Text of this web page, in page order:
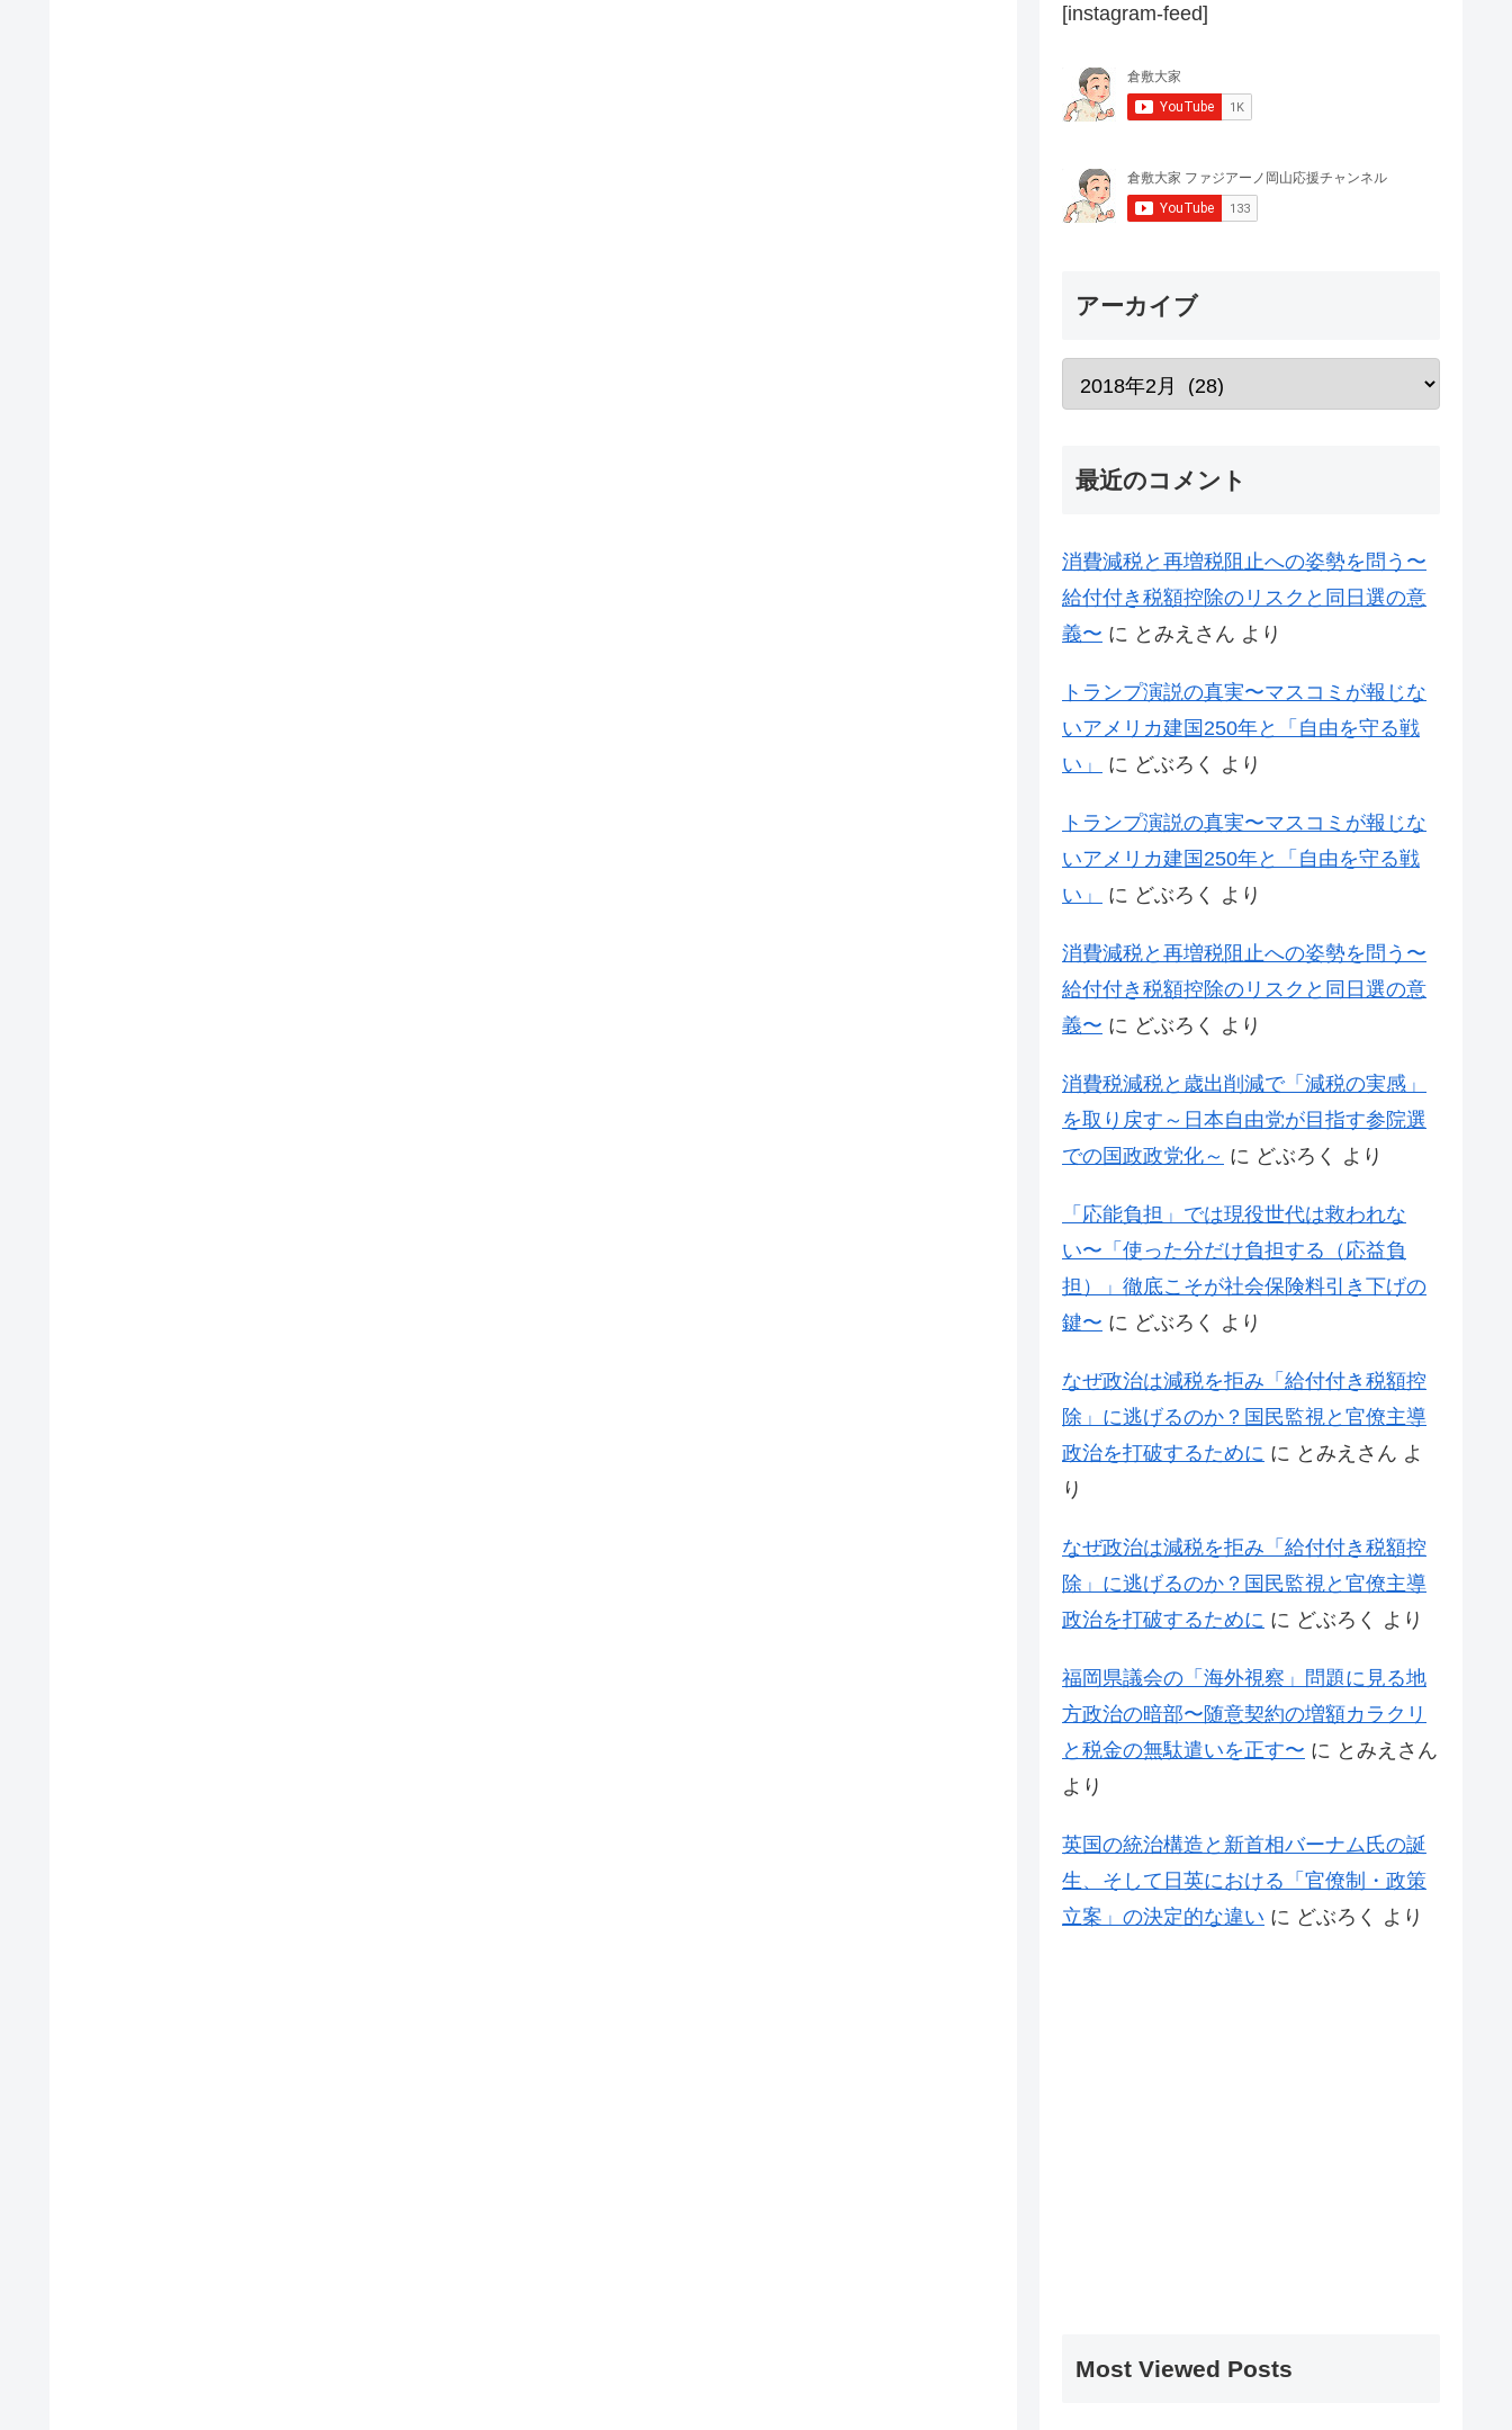
[instagram-feed]
アーカイブ
最近のコメント
消費減税と再増税阻止への姿勢を問う〜
給付付き税額控除のリスクと同日選の意
義〜 に とみえさん より
トランプ演説の真実〜マスコミが報じな
いアメリカ建国250年と「自由を守る戦
い」
に どぶろく より
トランプ演説の真実〜マスコミが報じな
いアメリカ建国250年と「自由を守る戦
い」
に どぶろく より
消費減税と再増税阻止への姿勢を問う〜
給付付き税額控除のリスクと同日選の意
義〜 に どぶろく より
消費税減税と歳出削減で「減税の実感」
を取り戻す～日本自由党が目指す参院選
での国政政党化～ に どぶろく より
「応能負担」では現役世代は救われな
い〜「使った分だけ負担する（応益負
担）」徹底こそが社会保険料引き下げの
鍵〜 に どぶろく より
なぜ政治は減税を拒み「給付付き税額控
除」に逃げるのか？国民監視と官僚主導
政治を打破するために に とみえさん よ
り
なぜ政治は減税を拒み「給付付き税額控
除」に逃げるのか？国民監視と官僚主導
政治を打破するために に どぶろく より
福岡県議会の「海外視察」問題に見る地
方政治の暗部〜随意契約の増額カラクリ
と税金の無駄遣いを正す〜 に とみえさん
より
英国の統治構造と新首相バーナム氏の誕
生、そして日英における「官僚制・政策
立案」の決定的な違い に どぶろく より
Most Viewed Posts